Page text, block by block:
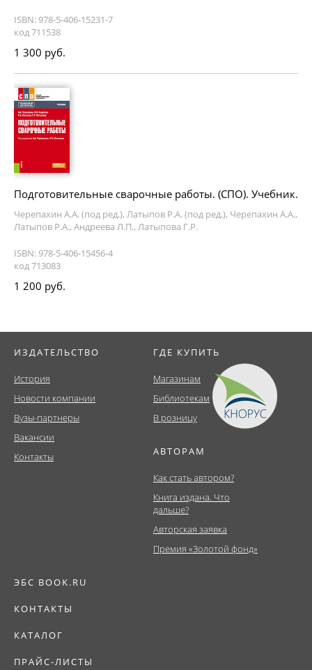
ISBN: 978-5-406-15231-7
код 711538
1 300 руб.
Подготовительные сварочные работы. (СПО). Учебник.
Черепахин А.А. (под ред.), Латыпов Р.А. (под ред.), Черепахин А.А.,
Латыпов Р.А., Андреева Л.П., Латыпова Г.Р.
ISBN: 978-5-406-15456-4
код 713083
1 200 руб.
ИЗДАТЕЛЬСТВО
История
Новости компании
Вузы-партнеры
Вакансии
Контакты
ГДЕ КУПИТЬ
Магазинам
Библиотекам
В розницу
АВТОРАМ
Как стать автором?
Книга издана. Что
дальше?
Авторская заявка
Премия «Золотой фонд»
ЭБС BOOK.RU
КОНТАКТЫ
КАТАЛОГ
ПРАЙС-ЛИСТЫ